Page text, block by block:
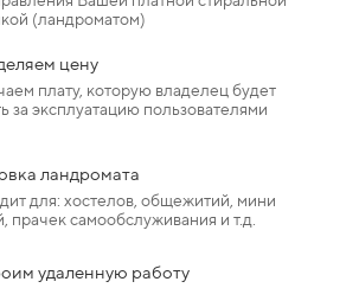
(ландроматом)
цену
плату, которую владелец будет
за эксплуатацию пользователями
ландромата
для: хостелов, общежитий, мини
прачек самообслуживания и т.д.
удаленную работу